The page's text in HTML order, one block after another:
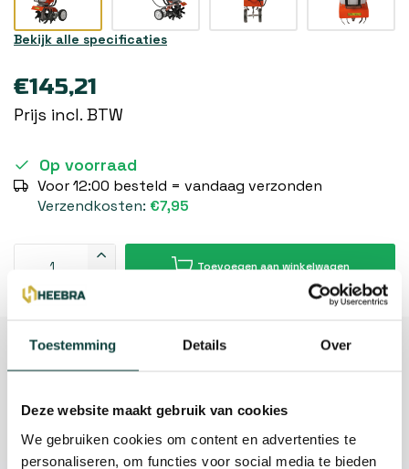
Toestemming Details Over
Deze website maakt gebruik van cookies
We gebruiken cookies om content en advertenties te
personaliseren, om functies voor social media te bieden
Bekijk alle specificaties
€145,21
Prijs incl. BTW
Op voorraad
Voor 12:00 besteld = vandaag verzonden
Verzendkosten: €7,95
Toevoegen aan winkelwagen
Beschrijving
Specificaties